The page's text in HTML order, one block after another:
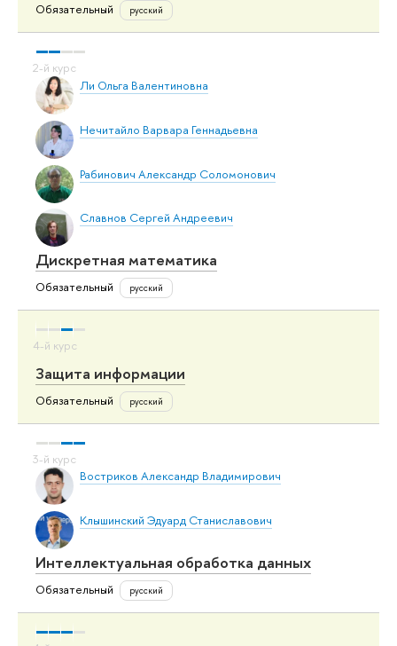
Обязательный русский
Ли Ольга Валентиновна
Нечитайло Варвара Геннадьевна
Рабинович Александр Соломонович
Славнов Сергей Андреевич
Дискретная математика
Обязательный русский
Защита информации
Обязательный русский
Востриков Александр Владимирович
Клышинский Эдуард Станиславович
Интеллектуальная обработка данных
Обязательный русский